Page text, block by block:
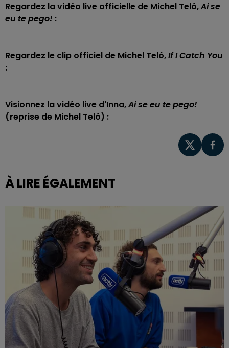
Regardez la vidéo live officielle de Michel Teló,Ai se
eu te pego! :
Regardez le clip officiel de Michel Teló,If I Catch You
:
Visionnez la vidéo live d'Inna,Ai se eu te pego!
(reprise de Michel Teló) :
À LIRE ÉGALEMENT